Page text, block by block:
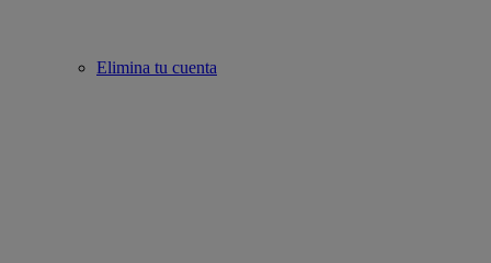
Elimina tu cuenta